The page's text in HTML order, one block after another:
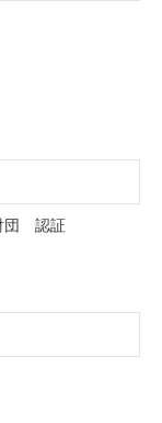
団 認証